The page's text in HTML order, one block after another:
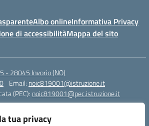
tua privacy
Albo onlineInformativa Privacy
di accessibilitàMappa del sito
- 28045 Invorio (NO)
Email: noic819001@istruzione.it
(PEC): noic819001@pec.istruzione.it
NOIC819001